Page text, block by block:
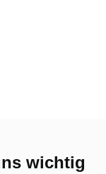
wichtig